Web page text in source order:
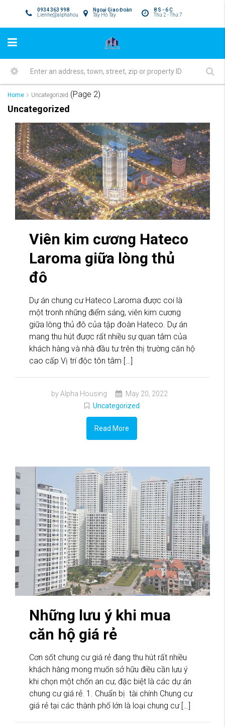
8 S - 6 C
Thứ 2 - Thứ 7
Ngoại Giao Đoàn
Tây Hồ Tây
0934 363 998
Lienhe@alphahousing.vn
Home Uncategorized (Page 2)
Uncategorized
Viên kim cương Hateco
Laroma giữa lòng thủ
đô
Dự án chung cư Hateco Laroma được coi là
một tronh những điểm sáng, viên kim cương
giữa lòng thủ đô của tập đoàn Hateco. Dự án
mang thu hút được rất nhiều sự quan tâm của
khách hàng và nhà đầu tư trên thị trường căn hộ
cao cấp Vị trí độc tôn tâm […]
by Alpha Housing
May 20, 2022
Uncategorized
Read More
Những lưu ý khi mua
căn hộ giá rẻ
Cơn sốt chung cư giá rẻ đang thu hút rất nhiều
khách hàng mong muốn sở hữu điều cần lưu ý
khi chọn một chốn an cư, đặc biệt là các dự án
chung cư giá rẻ. 1. Chuẩn bị tài chính Chung cư
giá rẻ tại các thành phố lớn là loại chung cư […]